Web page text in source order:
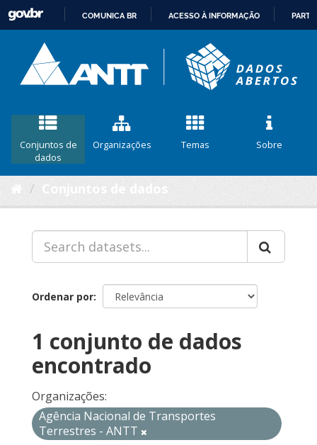
CONTEÚDO
COMUNICA BR ACESSO À INFORMAÇÃO
Conjuntos de
dados
Organizações Temas Sobre
Ordenar por
1 conjunto de dados
encontrado
Organizações:
Agência Nacional de Transportes
Terrestres - ANTT